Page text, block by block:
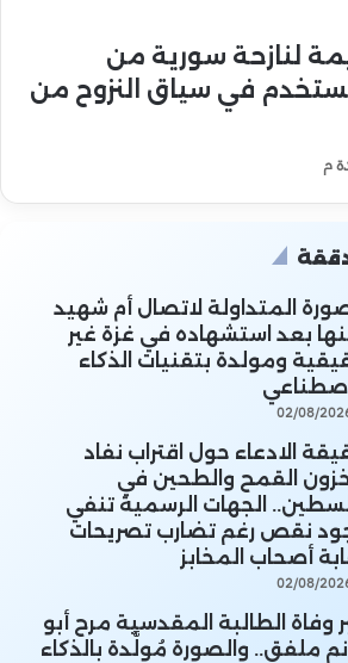
لنازحة سورية من
في سياق النزوح من
م
المتداولة لاتصال أم شهيد
بعد استشهاده في غزة غير
ومولدة بتقنيات الذكاء
02/08/
الادعاء حول اقتراب نفاد
القمح والطحين في
الجهات الرسمية تنفي
نقص رغم تضارب تصريحات
أصحاب المخابز
02/08/
وفاة الطالبة المقدسية مرح أبو
ملفق.. والصورة مُولَّدة بالذكاء